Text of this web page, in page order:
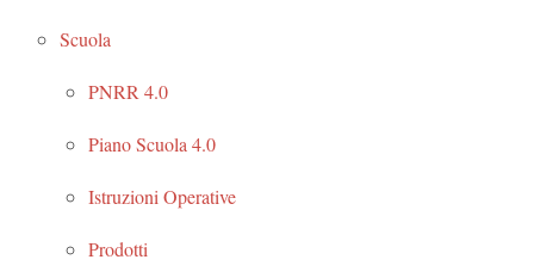
Scuola
PNRR 4.0
Piano Scuola 4.0
Istruzioni Operative
Prodotti